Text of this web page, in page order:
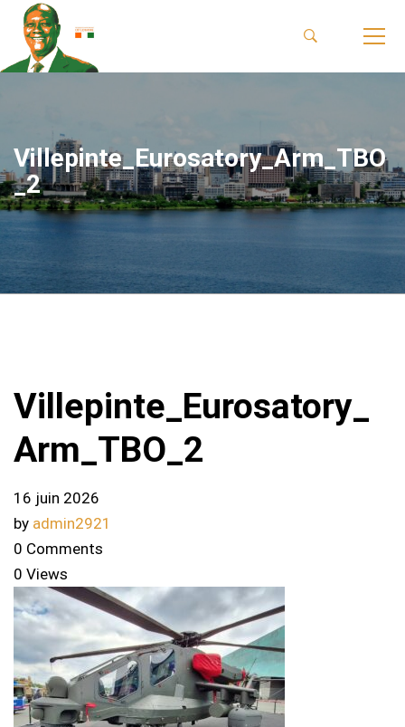
Villepinte_Eurosatory_Arm_TBO
_2
Villepinte_Eurosatory_
Arm_TBO_2
16 juin 2026
by admin2921
0 Comments
0 Views